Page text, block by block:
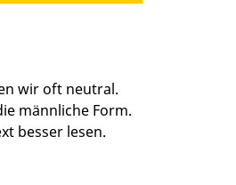
wir oft neutral.
männliche Form.
besser lesen.